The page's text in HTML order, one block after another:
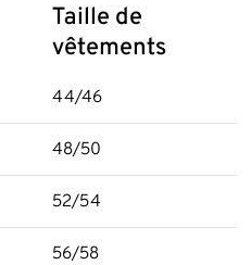
Taille de
vêtements
44/46
48/50
52/54
56/58